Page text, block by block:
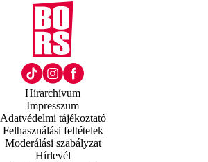
Hírarchívum
Impresszum
Adatvédelmi tájékoztató
Felhasználási feltételek
Moderálási szabályzat
Hírlevél